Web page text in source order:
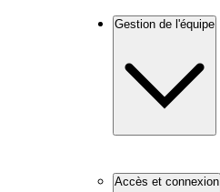
Gestion de l'équipe
Accès et connexion